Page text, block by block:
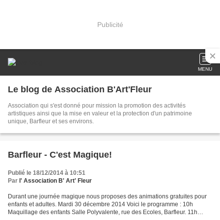
Publicité
MENU
Le blog de Association B'Art'Fleur
Association qui s'est donné pour mission la promotion des activités
artistiques ainsi que la mise en valeur et la protection d'un patrimoine
unique, Barfleur et ses environs.
Barfleur - C'est Magique!
Publié le 18/12/2014 à 10:51
Par l' Association B' Art' Fleur
Durant une journée magique nous proposes des animations gratuites pour
enfants et adultes. Mardi 30 décembre 2014 Voici le programme : 10h
Maquillage des enfants Salle Polyvalente, rue des Ecoles, Barfleur. 11h